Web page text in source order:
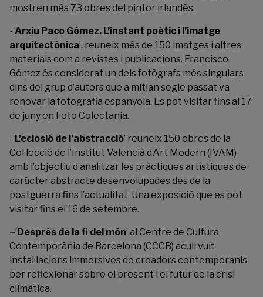
mostren més 73 obres del pintor irlandès.
-‘Arxiu Paco Gómez. L’instant poètic i l’imatge
arquitectònica’, reuneix més de 150 imatges i altres
materials com a revistes i publicacions. Francisco
Gómez és considerat un dels fotògrafs més singulars
dins del grup d’autors que a mitjan segle passat va
renovar la fotografia espanyola. Es pot visitar fins al 17
de juny en Foto Colectania.
-‘L’eclosió de l’abstracció’ reuneix 150 obres de la
Col·lecció de l’Institut Valencià d’Art Modern (IVAM)
amb l’objectiu d’analitzar les pràctiques artístiques de
caràcter abstracte desenvolupades des de la
postguerra fins l’actualitat. Una exposició que es pot
visitar fins el 16 de setembre.
–‘Després de la fi del món’ al Centre de Cultura
Contemporània de Barcelona (CCCB) acull vuit
instal·lacions immersives de creadors contemporanis
per reflexionar sobre el present i el futur de la crisi
climàtica.